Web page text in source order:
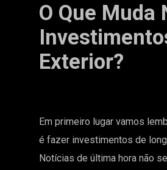
O Que Muda
Exterior?
Em primeiro lugar vamos
é fazer investimentos de
Notícias de última hora não